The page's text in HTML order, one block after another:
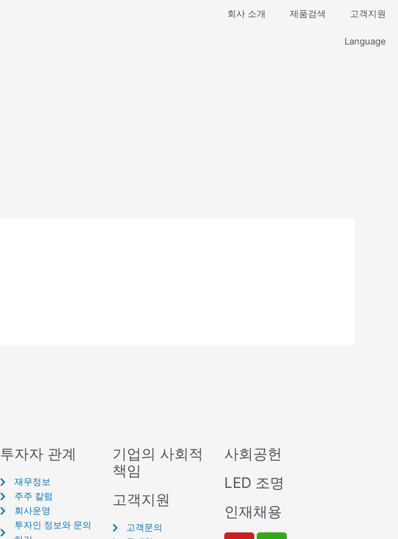
회사 소개 제품검색 고객지원
Language
투자자 관계
재무정보
주주 칼럼
회사운영
투자인 정보와 문의
기업의 사회적
책임
고객지원
고객문의
사회공헌
LED 조명
인재채용